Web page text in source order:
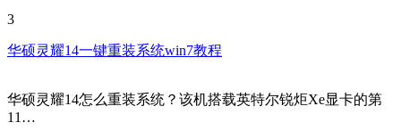
3
华硕灵耀14一键重装系统win7教程
华硕灵耀14怎么重装系统？该机搭载英特尔锐炬Xe显卡的第
11…